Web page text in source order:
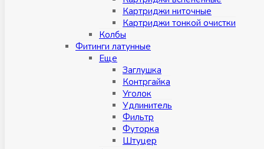
Картриджи ниточные
Картриджи тонкой очистки
Колбы
Фитинги латунные
Eщe
Заглушка
Контргайка
Уголок
Удлинитель
Фильтр
Футорка
Штуцер